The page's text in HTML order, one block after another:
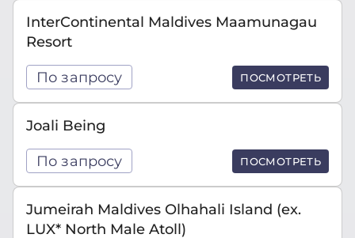
InterContinental Maldives Maamunagau
Resort
По запросу ПОСМОТРЕТЬ
Joali Being
По запросу ПОСМОТРЕТЬ
Jumeirah Maldives Olhahali Island (ex.
LUX* North Male Atoll)